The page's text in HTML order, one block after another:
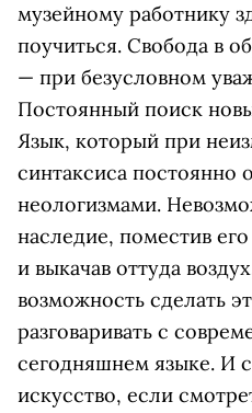
музейному работнику
поучиться. Свобода в
— при безусловном
Постоянный поиск
Язык, который при
синтаксиса постоянно
неологизмами.
наследие, поместив
и выкачав оттуда
возможность сделать
разговаривать с
сегодняшнем языке. И
искусство, если